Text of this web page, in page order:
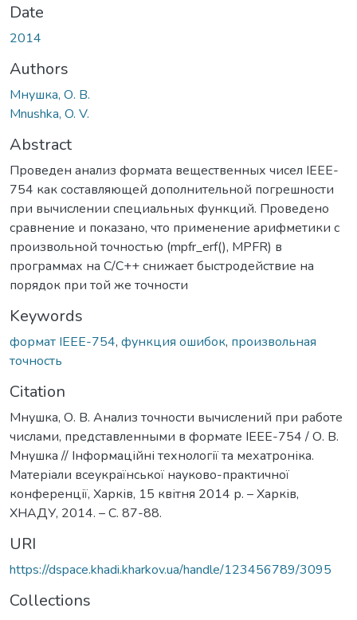
Date
2014
Authors
Мнушка, О. В.
Mnushka, O. V.
Abstract
Проведен анализ формата вещественных чисел IEEE-
754 как составляющей дополнительной погрешности
при вычислении специальных функций. Проведено
сравнение и показано, что применение арифметики с
произвольной точностью (mpfr_erf(), MPFR) в
программах на C/C++ снижает быстродействие на
порядок при той же точности
Keywords
формат IEEE-754, функция ошибок, произвольная
точность
Citation
Мнушка, О. В. Анализ точности вычислений при работе
числами, представленными в формате IEEE-754 / О. В.
Мнушка // Інформаційні технології та мехатроніка.
Матеріали всеукраїнської науково-практичної
конференції, Харків, 15 квітня 2014 р. – Харків,
ХНАДУ, 2014. – С. 87-88.
URI
https://dspace.khadi.kharkov.ua/handle/123456789/3095
Collections